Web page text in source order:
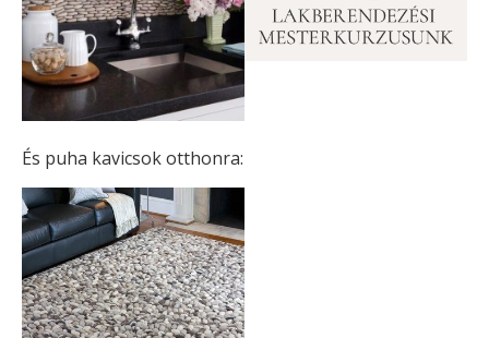
És puha kavicsok otthonra: